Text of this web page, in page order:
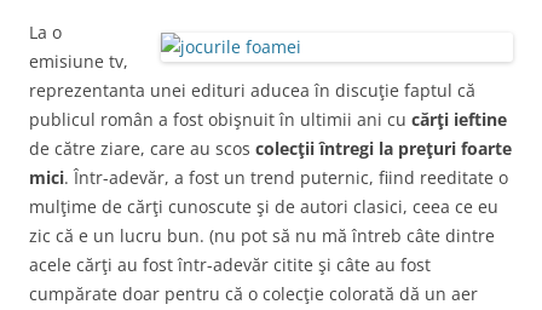
La o
emisiune tv,
reprezentanta unei edituri aducea în discuţie faptul că
publicul român a fost obişnuit în ultimii ani cu cărţi ieftine
de către ziare, care au scos colecţii întregi la preţuri foarte
mici. Într-adevăr, a fost un trend puternic, fiind reeditate o
mulţime de cărţi cunoscute şi de autori clasici, ceea ce eu
zic că e un lucru bun. (nu pot să nu mă întreb câte dintre
acele cărţi au fost într-adevăr citite şi câte au fost
cumpărate doar pentru că o colecţie colorată dă un aer